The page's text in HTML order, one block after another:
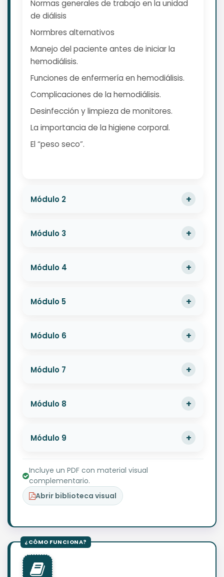
Normas generales de trabajo en la unidad
de diálisis
Normbres alternativos
Manejo del paciente antes de iniciar la
hemodiálisis.
Funciones de enfermería en hemodiálisis.
Complicaciones de la hemodiálisis.
Desinfección y limpieza de monitores.
La importancia de la higiene corporal.
El “peso seco”.
Módulo 2
Módulo 3
Módulo 4
Módulo 5
Módulo 6
Módulo 7
Módulo 8
Módulo 9
Incluye un PDF con material visual
complementario.
Abrir biblioteca visual